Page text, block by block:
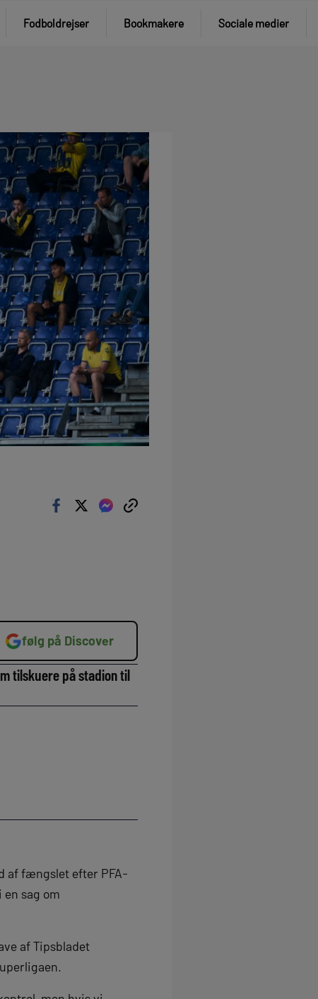
Fodboldrejser Bookmakere Sociale medier
følg på Discover
tilskuere på stadion til
af fængslet efter PFA-
sag om
af Tipsbladet